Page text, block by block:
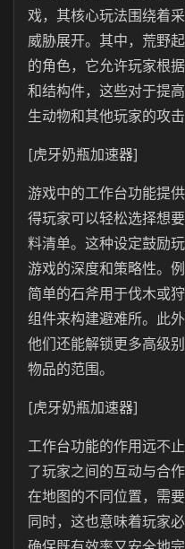
戏，其核心玩法围绕着
威胁展开。其中，荒野
的角色，它允许玩家根
和结构件，这些对于提
生动物和其他玩家的攻击
[虎牙奶瓶加速器]
游戏中的工作台功能提
得玩家可以轻松选择想
料清单。这种设定鼓励
游戏的深度和策略性。
简单的石斧用于伐木或
组件来构建避难所。此
他们还能解锁更多高级
物品的范围。
[虎牙奶瓶加速器]
工作台功能的作用远不
了玩家之间的互动与合
在地图的不同位置，需
同时，这也意味着玩家